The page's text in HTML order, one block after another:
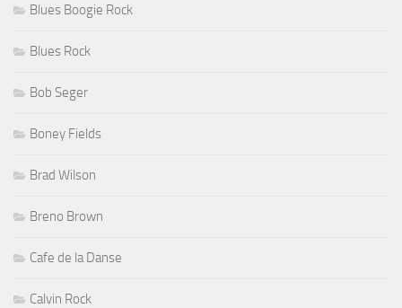
Blues Boogie Rock
Blues Rock
Bob Seger
Boney Fields
Brad Wilson
Breno Brown
Cafe de la Danse
Calvin Rock